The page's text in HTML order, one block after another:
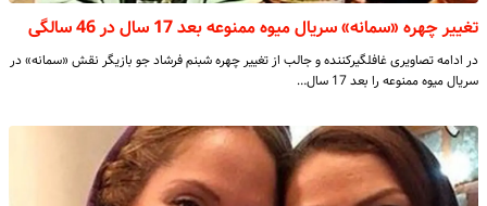
تغییر چهره «سمانه» سریال میوه ممنوعه بعد 17 سال در 46 سالگی
در ادامه تصاویری غافلگیرکننده و جالب از تغییر چهره شبنم فرشاد جو بازیگر نقش «سمانه» در
سریال میوه ممنوعه را بعد 17 سال…